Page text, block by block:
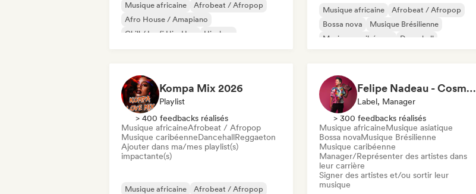
Musique africaine
Afrobeat / Afropop
Afro House / Amapiano
Chill / Lo-fi Hip-Hop
Hip-hop
Musique africaine
Afrobeat / Afropop
Bossa nova
Musique Brésilienne
Musique caribéenne
Dancehall
Kompa Mix 2026
Playlist
> 400 feedbacks réalisés
Musique africaineAfrobeat / Afropop
Musique caribéenneDancehallReggaeton
Ajouter dans ma/mes playlist(s)
impactante(s)
Musique africaine
Afrobeat / Afropop
Felipe Nadeau - Cosmovision Records & Ritmos del Sur
Label, Manager
> 300 feedbacks réalisés
Musique africaineMusique asiatique
Bossa novaMusique Brésilienne
Musique caribéenne
Manager/Représenter des artistes dans
leur carrière
Signer des artistes et/ou sortir leur
musique